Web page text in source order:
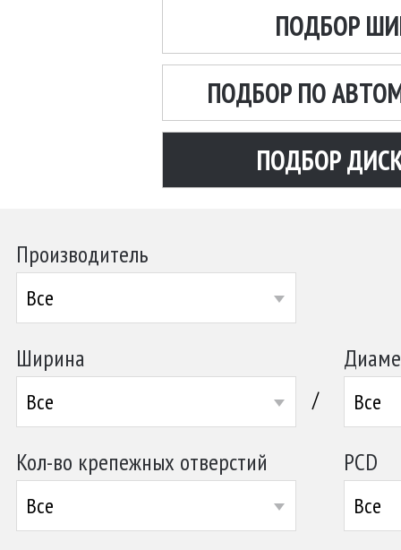
ПОДБОР
ПОДБОР ПО
ПОДБОР
Производитель
Все
Ширина
Все / Все
Кол-во крепежных отверстий
Все
PCD
Все